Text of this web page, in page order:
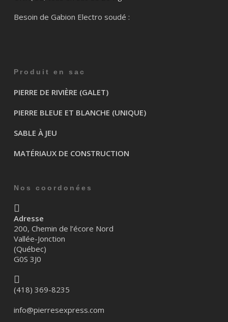
Besoin de Gabion Electro soudé :
Produit en sac
PIERRE DE RIVIÈRE (GALET)
PIERRE BLEUE ET BLANCHE (UNIQUE)
SABLE À JEU
MATÉRIAUX DE CONSTRUCTION
Nos coordonées
Adresse
200, Chemin de l’écore Nord
Vallée-Jonction
(Québec)
G0S 3J0
(418) 369-8235
info@pierresexpress.com